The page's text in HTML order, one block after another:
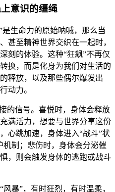
意识的缰绳
生命力的原始呐喊，那么当
甚至精神世界交织在一起时，
刻的体验。这种“狂飙”不再仅
换，而是化身为我们对生活的
释放，以及那些偶尔爆发出
动力。
的信号。喜悦时，身体会释放
满活力，想要与世界分享这份
心跳加速，身体进入“战斗”状
制；悲伤时，身体会分泌催
，则会触发身体的逃跑或战斗
暴”，有时狂烈，有时温柔，